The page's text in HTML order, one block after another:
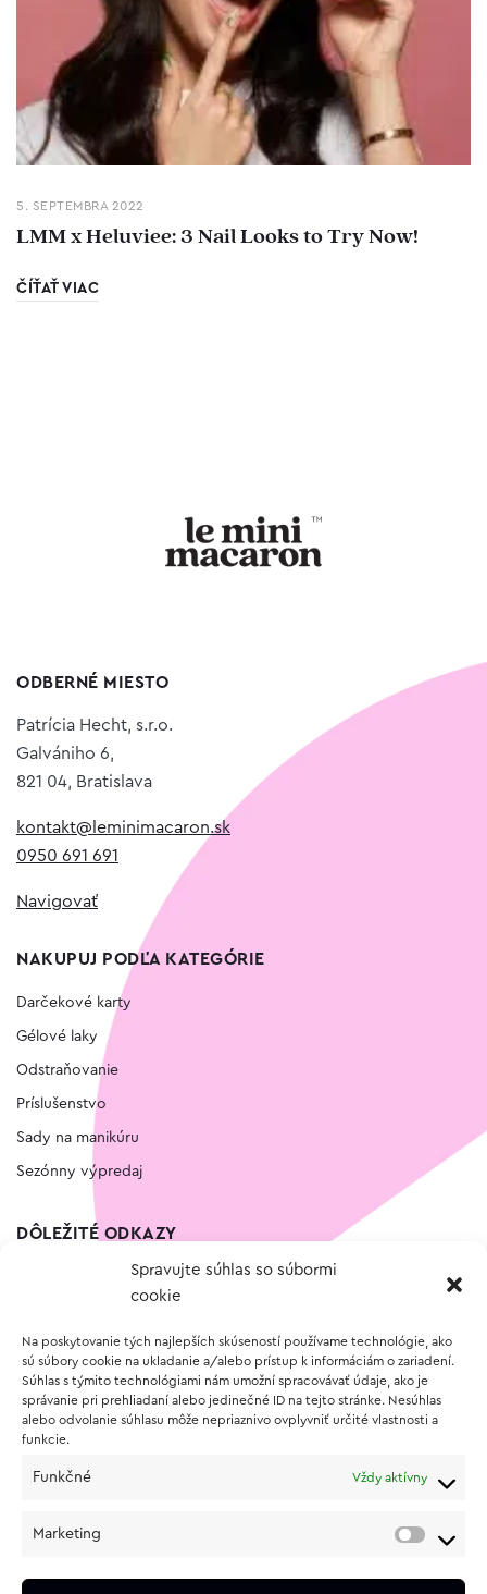
Spravujte súhlas so súbormi
cookie
Na poskytovanie tých najlepších skúseností používame technológie, ako
sú súbory cookie na ukladanie a/alebo prístup k informáciám o zariadení.
Súhlas s týmito technológiami nám umožní spracovávať údaje, ako je
správanie pri prehliadaní alebo jedinečné ID na tejto stránke. Nesúhlas
alebo odvolanie súhlasu môže nepriaznivo ovplyvniť určité vlastnosti a
funkcie.
Funkčné Vždy aktívny
Marketing
5. SEPTEMBRA 2022
LMM x Heluviee: 3 Nail Looks to Try Now!
ČÍŤAŤ VIAC
ODBERNÉ MIESTO
Patrícia Hecht, s.r.o.
Galvániho 6,
821 04, Bratislava
kontakt@leminimacaron.sk
0950 691 691
Navigovať
NAKUPUJ PODĽA KATEGÓRIE
Darčekové karty
Gélové laky
Odstraňovanie
Príslušenstvo
Sady na manikúru
Sezónny výpredaj
DÔLEŽITÉ ODKAZY
Vernostný program
O NÁKUPE
Vrátenie a reklamácia tovaru